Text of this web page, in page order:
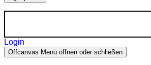
Login
Offcanvas Menü öffnen oder schließen